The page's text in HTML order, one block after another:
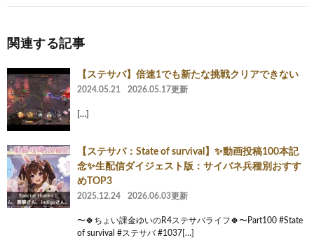
関連する記事
【ステサバ】倍速1でも新たな挑戦クリアできない
2024.05.21 2026.05.17更新
[…]
【ステサバ：State of survival】✨動画投稿100本記
念✨生配信ダイジェスト版：サイバネ兵種別おすす
めTOP3
2025.12.24 2026.06.03更新
〜🍀ちょい課金ゆいのR4ステサバライフ🍀〜Part100 #State
of survival #ステサバ #1037[…]